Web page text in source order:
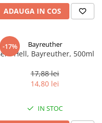
ADAUGA IN COS
-17% Bayreuther
Hell, Bayreuther, 500ml
17,88 lei
14,80 lei
IN STOC